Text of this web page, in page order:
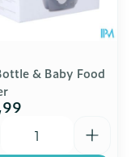
& Baby Food